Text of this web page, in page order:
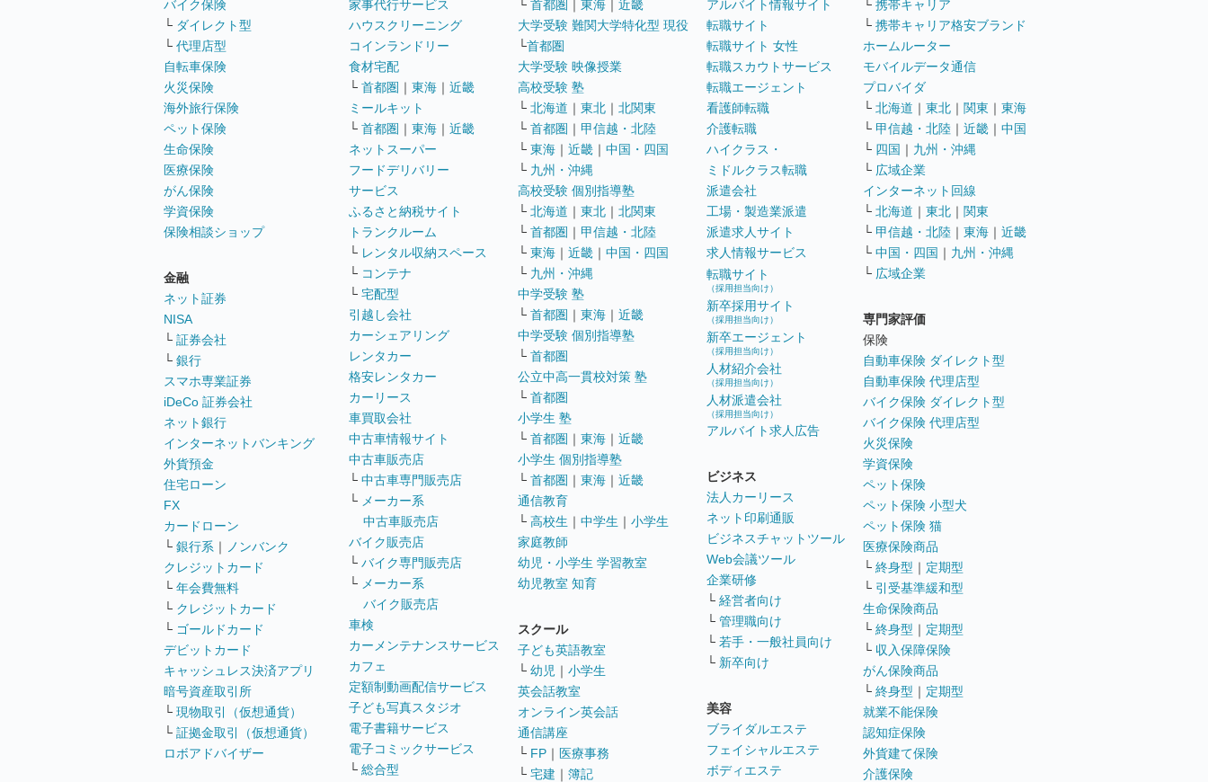
バイク保険
└ ダイレクト型
└ 代理店型
自転車保険
火災保険
海外旅行保険
ペット保険
生命保険
医療保険
がん保険
学資保険
保険相談ショップ
金融
ネット証券
NISA
└ 証券会社
└ 銀行
スマホ専業証券
iDeCo 証券会社
ネット銀行
インターネットバンキング
外貨預金
住宅ローン
FX
カードローン
└ 銀行系 ｜
ノンバンク
クレジットカード
└ 年会費無料
└ クレジットカード
└ ゴールドカード
デビットカード
キャッシュレス決済アプリ
暗号資産取引所
└ 現物取引（仮想通貨）
└ 証拠金取引（仮想通貨）
ロボアドバイザー
家事代行サービス
ハウスクリーニング
コインランドリー
食材宅配
└ 首都圏 ｜ 東海 ｜ 近畿
ミールキット
└ 首都圏 ｜ 東海 ｜ 近畿
ネットスーパー
フードデリバリー
サービス
ふるさと納税サイト
トランクルーム
└ レンタル収納スペース
└ コンテナ
└ 宅配型
引越し会社
カーシェアリング
レンタカー
格安レンタカー
カーリース
車買取会社
中古車情報サイト
中古車販売店
└ 中古車専門販売店
└ メーカー系
中古車販売店
バイク販売店
└ バイク専門販売店
└ メーカー系
バイク販売店
車検
カーメンテナンスサービス
カフェ
定額制動画配信サービス
子ども写真スタジオ
電子書籍サービス
電子コミックサービス
└ 総合型
└ 首都圏 ｜ 東海 ｜ 近畿
大学受験 難関大学特化型 現役
└首都圏
大学受験 映像授業
高校受験 塾
└ 北海道 ｜ 東北 ｜ 北関東
└ 首都圏 ｜ 甲信越・北陸
└ 東海 ｜ 近畿 ｜ 中国・四国
└ 九州・沖縄
高校受験 個別指導塾
└ 北海道 ｜ 東北 ｜ 北関東
└ 首都圏 ｜ 甲信越・北陸
└ 東海 ｜ 近畿 ｜ 中国・四国
└ 九州・沖縄
中学受験 塾
└ 首都圏 ｜ 東海 ｜ 近畿
中学受験 個別指導塾
└ 首都圏
公立中高一貫校対策 塾
└ 首都圏
小学生 塾
└ 首都圏 ｜ 東海 ｜ 近畿
小学生 個別指導塾
└ 首都圏 ｜ 東海 ｜ 近畿
通信教育
└ 高校生 ｜ 中学生 ｜ 小学生
家庭教師
幼児・小学生 学習教室
幼児教室 知育
スクール
子ども英語教室
└ 幼児 ｜ 小学生
英会話教室
オンライン英会話
通信講座
└ FP ｜ 医療事務
└ 宅建 ｜ 簿記
アルバイト情報サイト
転職サイト
転職サイト 女性
転職スカウトサービス
転職エージェント
看護師転職
介護転職
ハイクラス・
ミドルクラス転職
派遣会社
工場・製造業派遣
派遣求人サイト
求人情報サービス
転職サイト
（採用担当向け）
新卒採用サイト
（採用担当向け）
新卒エージェント
（採用担当向け）
人材紹介会社
（採用担当向け）
人材派遣会社
（採用担当向け）
アルバイト求人広告
ビジネス
法人カーリース
ネット印刷通販
ビジネスチャットツール
Web会議ツール
企業研修
└ 経営者向け
└ 管理職向け
└ 若手・一般社員向け
└ 新卒向け
美容
ブライダルエステ
フェイシャルエステ
ボディエステ
└ 携帯キャリア
└ 携帯キャリア格安ブランド
ホームルーター
モバイルデータ通信
プロバイダ
└ 北海道 ｜ 東北 ｜ 関東 ｜ 東海
└ 甲信越・北陸 ｜ 近畿 ｜ 中国
└ 四国 ｜ 九州・沖縄
└ 広域企業
インターネット回線
└ 北海道 ｜ 東北 ｜ 関東
└ 甲信越・北陸 ｜ 東海 ｜ 近畿
└ 中国・四国 ｜ 九州・沖縄
└ 広域企業
専門家評価
保険
自動車保険 ダイレクト型
自動車保険 代理店型
バイク保険 ダイレクト型
バイク保険 代理店型
火災保険
学資保険
ペット保険
ペット保険 小型犬
ペット保険 猫
医療保険商品
└ 終身型 ｜ 定期型
└ 引受基準緩和型
生命保険商品
└ 終身型 ｜ 定期型
└ 収入保障保険
がん保険商品
└ 終身型 ｜ 定期型
就業不能保険
認知症保険
外貨建て保険
介護保険